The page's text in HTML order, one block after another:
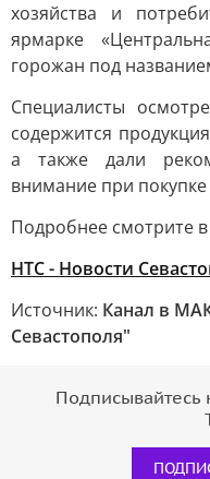
хозяйства и
ярмарке
горожан под
Специалисты
содержится
а также дали
внимание при
Подробнее смотрите
НТС - Новости
Источник: Канал в
Севастополя"